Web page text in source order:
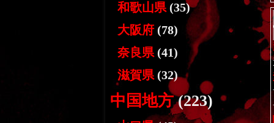
和歌山県 (35)
大阪府 (78)
奈良県 (41)
滋賀県 (32)
中国地方(223)